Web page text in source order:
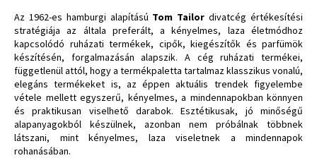
Az 1962-es hamburgi alapítású Tom Tailor divatcég értékesítési
stratégiája az általa preferált, a kényelmes, laza életmódhoz
kapcsolódó ruházati termékek, cipők, kiegészítők és parfümök
készítésén, forgalmazásán alapszik. A cég ruházati termékei,
függetlenül attól, hogy a termékpaletta tartalmaz klasszikus vonalú,
elegáns termékeket is, az éppen aktuális trendek figyelembe
vétele mellett egyszerű, kényelmes, a mindennapokban könnyen
és praktikusan viselhető darabok. Esztétikusak, jó minőségű
alapanyagokból készülnek, azonban nem próbálnak többnek
látszani, mint kényelmes, laza viseletnek a mindennapok
rohanásában.